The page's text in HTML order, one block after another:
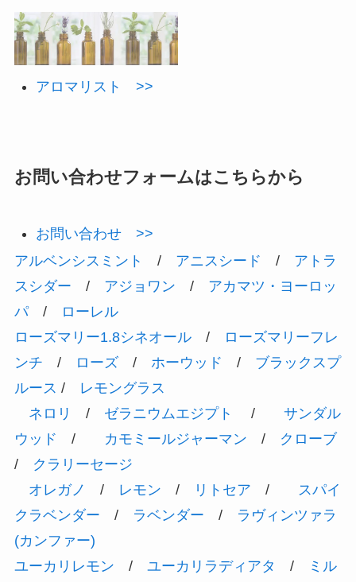
アロマリスト >>
お問い合わせフォームはこちらから
お問い合わせ >>
アルベンシスミント
/ アニスシード / アトラ
スシダー / アジョワン / アカマツ・ヨーロッ
パ/
ローレル
ローズマリー1.8シネオール/
ローズマリーフレ
ンチ / ローズ/ ホーウッド / ブラックスプ
ルース /レモングラス
ネロリ
/ ゼラニウムエジプト /
サンダル
ウッド / カモミールジャーマン /
クローブ
/クラリーセージ
オレガノ
/ レモン / リトセア /
スパイ
クラベンダー / ラベンダー /
ラヴィンツァラ
(カンファー)
ユーカリレモン / ユーカリラディアタ /
ミル